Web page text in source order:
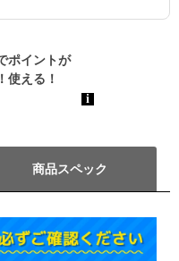
商品スペック